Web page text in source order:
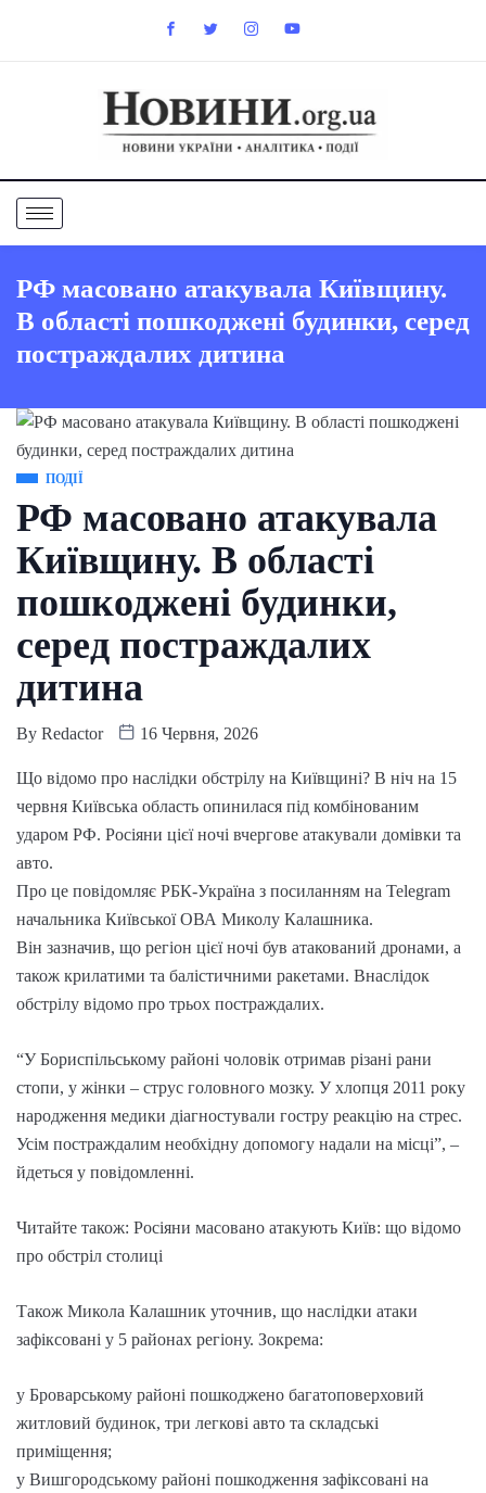
РФ масовано атакувала Київщину.
В області пошкоджені будинки, серед
постраждалих дитина
ПОДІЇ
РФ масовано атакувала
Київщину. В області
пошкоджені будинки,
серед постраждалих
дитина
By Redactor 16 Червня, 2026
Що відомо про наслідки обстрілу на Київщині? В ніч на 15
червня Київська область опинилася під комбінованим
ударом РФ. Росіяни цієї ночі вчергове атакували домівки та
авто.
Про це повідомляє РБК-Україна з посиланням на Telegram
начальника Київської ОВА Миколу Калашника.
Він зазначив, що регіон цієї ночі був атакований дронами, а
також крилатими та балістичними ракетами. Внаслідок
обстрілу відомо про трьох постраждалих.
“У Бориспільському районі чоловік отримав різані рани
стопи, у жінки – струс головного мозку. У хлопця 2011 року
народження медики діагностували гостру реакцію на стрес.
Усім постраждалим необхідну допомогу надали на місці”, –
йдеться у повідомленні.
Читайте також: Росіяни масовано атакують Київ: що відомо
про обстріл столиці
Також Микола Калашник уточнив, що наслідки атаки
зафіксовані у 5 районах регіону. Зокрема:
у Броварському районі пошкоджено багатоповерховий
житловий будинок, три легкові авто та складські
приміщення;
у Вишгородському районі пошкодження зафіксовані на